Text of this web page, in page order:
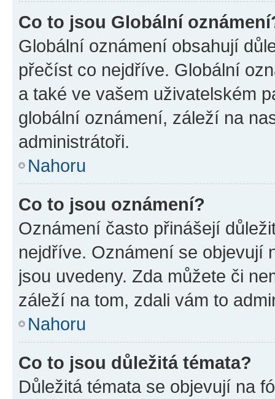
Co to jsou Globální
Globální oznámení obsahují
přečíst co nejdříve. Globální
a také ve vašem uživatelském
globální oznámení, záleží na
administrátoři.
Nahoru
Co to jsou oznámení?
Oznámení často přinášejí
nejdříve. Oznámení se objevují
jsou uvedeny. Zda můžete či
záleží na tom, zdali vám to
Nahoru
Co to jsou důležitá témata?
Důležitá témata se objevují na